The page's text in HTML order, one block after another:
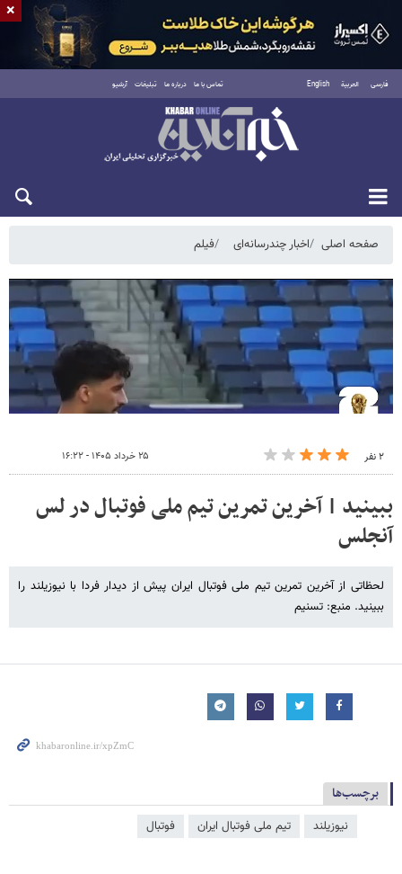
فارسی العربية English تماس با ما درباره ما تبلیغات آرشیو
شنبه ۱۷ مرداد ۱۴۰۵
صفحه اصلی اخبار چندرسانه‌ای فیلم
۲ نفر ۲۵ خرداد ۱۴۰۵ - ۱۶:۲۲
ببینید | آخرین تمرین تیم ملی فوتبال در لس
آنجلس
لحظاتی از آخرین تمرین تیم ملی فوتبال ایران پیش از دیدار فردا با نیوزیلند را
ببینید. منبع: تسنیم
برچسب‌ها
نیوزیلند تیم ملی فوتبال ایران فوتبال
×